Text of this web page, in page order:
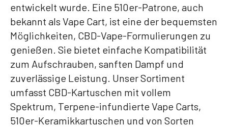
entwickelt wurde. Eine 510er-Patrone, auch
bekannt als Vape Cart, ist eine der bequemsten
Möglichkeiten, CBD-Vape-Formulierungen zu
genießen. Sie bietet einfache Kompatibilität
zum Aufschrauben, sanften Dampf und
zuverlässige Leistung. Unser Sortiment
umfasst CBD-Kartuschen mit vollem
Spektrum, Terpene-infundierte Vape Carts,
510er-Keramikkartuschen und von Sorten